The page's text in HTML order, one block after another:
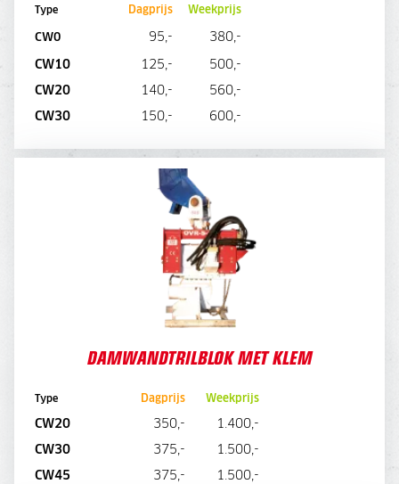
Type Dagprijs Weekprijs
CW0 95,- 380,-
CW10 125,- 500,-
CW20 140,- 560,-
CW30 150,- 600,-
DIRECT AANVRAGEN
DAMWANDTRILBLOK MET KLEM
Type Dagprijs Weekprijs
CW20 350,- 1.400,-
CW30 375,- 1.500,-
CW45 375,- 1.500,-
DAMWANDTRILBLOK MET KLEM
VANAF 15 TONS MACHINE
VEREIST MACHINE VOORZIEN VAN LEKOLIELEIDING
DIRECT AANVRAGEN